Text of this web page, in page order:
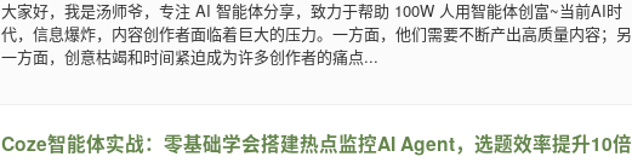
大家好，我是汤师爷，专注 AI 智能体分享，致力于帮助 100W 人用智能体创富~当前AI时
代，信息爆炸，内容创作者面临着巨大的压力。一方面，他们需要不断产出高质量内容；另
一方面，创意枯竭和时间紧迫成为许多创作者的痛点...
Coze智能体实战：零基础学会搭建热点监控AI Agent，选题效率提升10倍